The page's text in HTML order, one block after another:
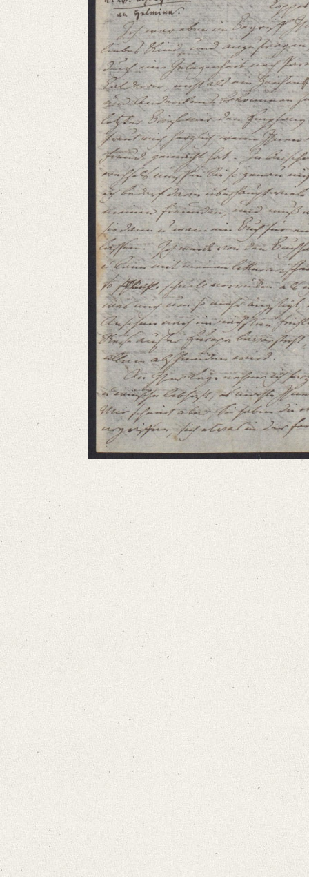
Bibliography: Briefe von und an August Wilhelm Schlegel.
Incipit: „[1] Coppet d. 6 Oct. [180]9
Ich war eben im Begriff Ihnen zu schreiben, liebes Kind, und
Manuscript
Provider: Kraków, Biblioteka Jagiellońska